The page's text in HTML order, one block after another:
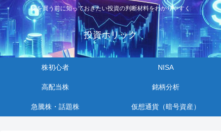
株を買う前に知っておきたい投資の判断材料をわかりやすく
投資ホリック
株初心者 NISA
高配当株 銘柄分析
急騰株・話題株 仮想通貨（暗号資産）